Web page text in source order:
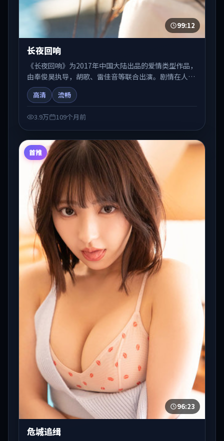
99:12
长夜回响
《长夜回响》为2017年中国大陆出品的爱情类型作品，
由奉俊昊执导，胡歌、雷佳音等联合出演。剧情在人物
弧光与节奏推进中展开，兼具叙事张力与视听质感。适
合关注国产在线观看、热播国产剧与院线佳片的观众收
高清 流畅
3.9万 109个月前
首推
96:23
危城追缉